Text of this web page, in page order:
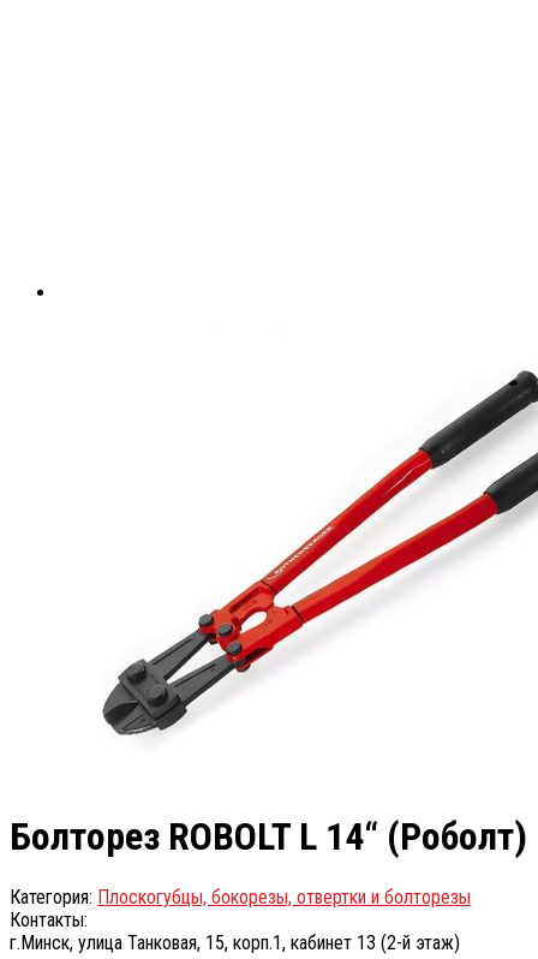
Болторез ROBOLT L 14“ (Роболт)
Категория: Плоскогубцы, бокорезы, отвертки и болторезы
Контакты:
г.Минск, улица Танковая, 15, корп.1, кабинет 13 (2-й этаж)